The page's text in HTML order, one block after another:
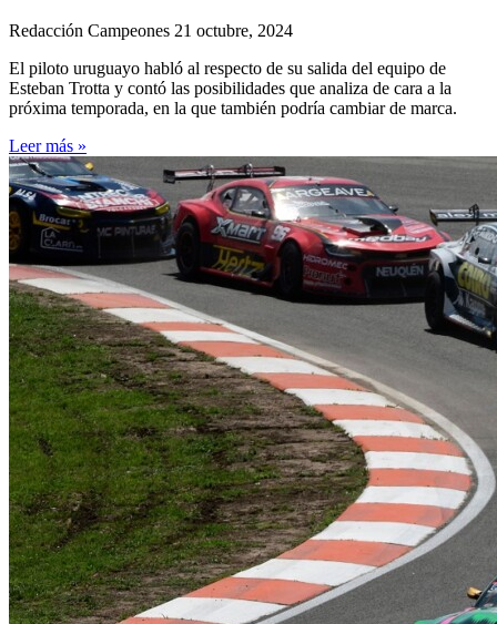
Redacción Campeones 21 octubre, 2024
El piloto uruguayo habló al respecto de su salida del equipo de
Esteban Trotta y contó las posibilidades que analiza de cara a la
próxima temporada, en la que también podría cambiar de marca.
Leer más »